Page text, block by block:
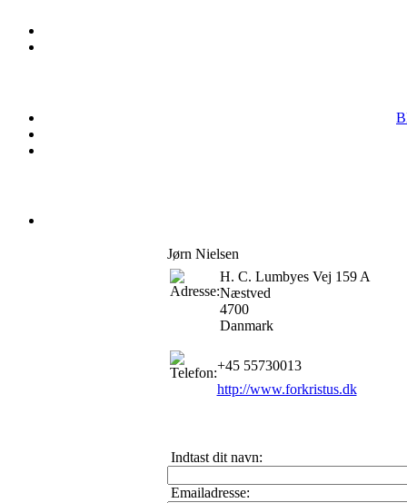
Jørn Nielsen
H. C. Lumbyes Vej 159 A
Næstved
4700
Danmark
+45 55730013
http://www.forkristus.dk
Indtast dit navn:
Emailadresse: